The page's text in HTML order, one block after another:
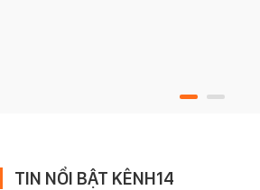
TIN NỔI BẬT KÊNH14